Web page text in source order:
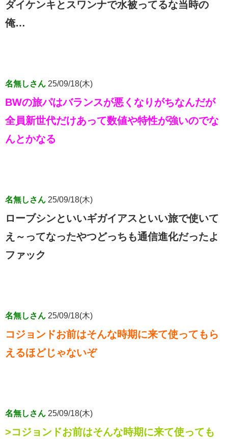
ダイケンキとスワンナで水被ってるな当時の
俺…
名無しさん 25/09/18(木)
BWの旅パはバランスが悪くなりがちなんだが
全員新世代だけあって数値や特性が強いのでな
んとかなる
名無しさん 25/09/18(木)
ローブシンといいギガイアスといい旅で使いて
え～ってなったやつどっちも通信進化だったよ
ファック
名無しさん 25/09/18(木)
コジョンドお前はそんな時期に来て使ってもら
えるほどじゃないぞ
名無しさん 25/09/18(木)
>コジョンドお前はそんな時期に来て使っても